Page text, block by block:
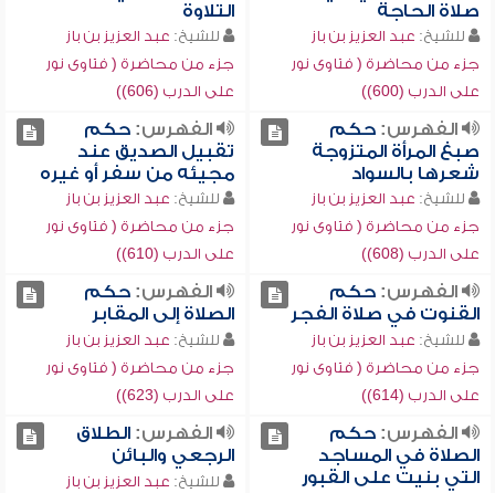
صلاة الحاجة
للشيخ: عبد العزيز بن باز
جزء من محاضرة ( فتاوى نور
على الدرب (600))
التلاوة
للشيخ: عبد العزيز بن باز
جزء من محاضرة ( فتاوى نور
على الدرب (606))
الفهرس:حكم
صبغ المرأة المتزوجة
شعرها بالسواد
للشيخ: عبد العزيز بن باز
جزء من محاضرة ( فتاوى نور
على الدرب (608))
الفهرس:حكم
تقبيل الصديق عند
مجيئه من سفر أو غيره
للشيخ: عبد العزيز بن باز
جزء من محاضرة ( فتاوى نور
على الدرب (610))
الفهرس:حكم
القنوت في صلاة الفجر
للشيخ: عبد العزيز بن باز
جزء من محاضرة ( فتاوى نور
على الدرب (614))
الفهرس:حكم
الصلاة إلى المقابر
للشيخ: عبد العزيز بن باز
جزء من محاضرة ( فتاوى نور
على الدرب (623))
الفهرس:حكم
الصلاة في المساجد
التي بنيت على القبور
الفهرس:الطلاق
الرجعي والبائن
للشيخ: عبد العزيز بن باز